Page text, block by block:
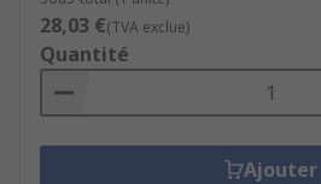
28,03 €(TVA exclue)
Quantité
Ajouter